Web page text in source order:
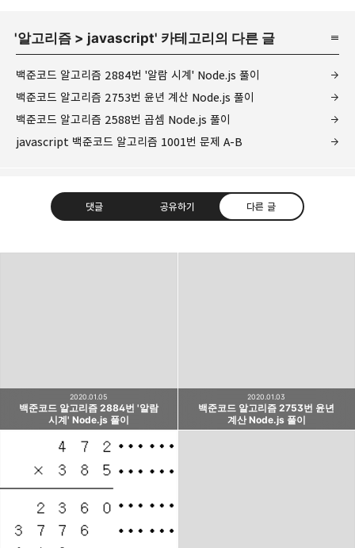
'알고리즘 > javascript' 카테고리의 다른 글
백준코드 알고리즘 2884번 '알람 시계' Node.js 풀이
백준코드 알고리즘 2753번 윤년 계산 Node.js 풀이
백준코드 알고리즘 2588번 곱셈 Node.js 풀이
javascript 백준코드 알고리즘 1001번 문제 A-B
댓글 공유하기 다른 글
백준코드 알고리즘 2884번 '알람
시계' Node.js 풀이
2020.01.05
백준코드 알고리즘 2753번 윤년
계산 Node.js 풀이
2020.01.03